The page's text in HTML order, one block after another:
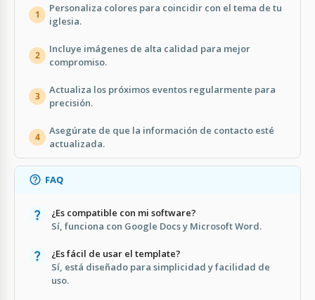
1
Personaliza colores para coincidir con el tema de tu
iglesia.
2
Incluye imágenes de alta calidad para mejor
compromiso.
3
Actualiza los próximos eventos regularmente para
precisión.
4
Asegúrate de que la información de contacto esté
actualizada.
FAQ
¿Es compatible con mi software?
Sí, funciona con Google Docs y Microsoft Word.
¿Es fácil de usar el template?
Sí, está diseñado para simplicidad y facilidad de
uso.